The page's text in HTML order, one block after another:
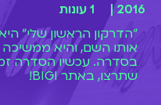
2016 |
1 עונות
"הדרקון הראשון שלי"
אותו השם, והיא
בסדרה. עכשיו הסדרה
שתרצו, באתר BIGI!